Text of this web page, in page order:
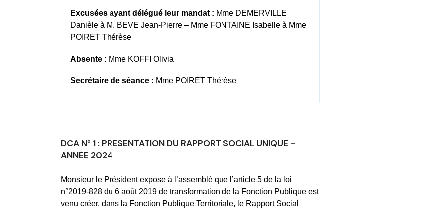
Excusées ayant délégué leur mandat : Mme DEMERVILLE
Danièle à M. BEVE Jean-Pierre – Mme FONTAINE Isabelle à Mme
POIRET Thérèse
Absente : Mme KOFFI Olivia
Secrétaire de séance : Mme POIRET Thérèse
DCA N° 1 : PRESENTATION DU RAPPORT SOCIAL UNIQUE –
ANNEE 2024
Monsieur le Président expose à l’assemblé que l’article 5 de la loi
n°2019-828 du 6 août 2019 de transformation de la Fonction Publique est
venu créer, dans la Fonction Publique Territoriale, le Rapport Social